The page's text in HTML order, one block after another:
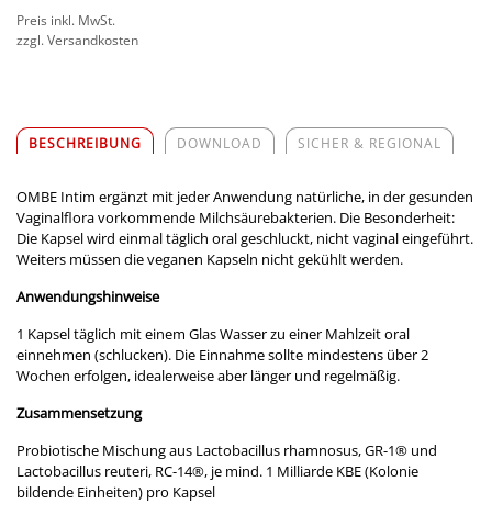
Preis inkl. MwSt.
zzgl. Versandkosten
BESCHREIBUNG DOWNLOAD SICHER & REGIONAL
OMBE Intim ergänzt mit jeder Anwendung natürliche, in der gesunden
Vaginalflora vorkommende Milchsäurebakterien. Die Besonderheit:
Die Kapsel wird einmal täglich oral geschluckt, nicht vaginal eingeführt.
Weiters müssen die veganen Kapseln nicht gekühlt werden.
Anwendungshinweise
1 Kapsel täglich mit einem Glas Wasser zu einer Mahlzeit oral
einnehmen (schlucken). Die Einnahme sollte mindestens über 2
Wochen erfolgen, idealerweise aber länger und regelmäßig.
Zusammensetzung
Probiotische Mischung aus Lactobacillus rhamnosus, GR-1® und
Lactobacillus reuteri, RC-14®, je mind. 1 Milliarde KBE (Kolonie
bildende Einheiten) pro Kapsel